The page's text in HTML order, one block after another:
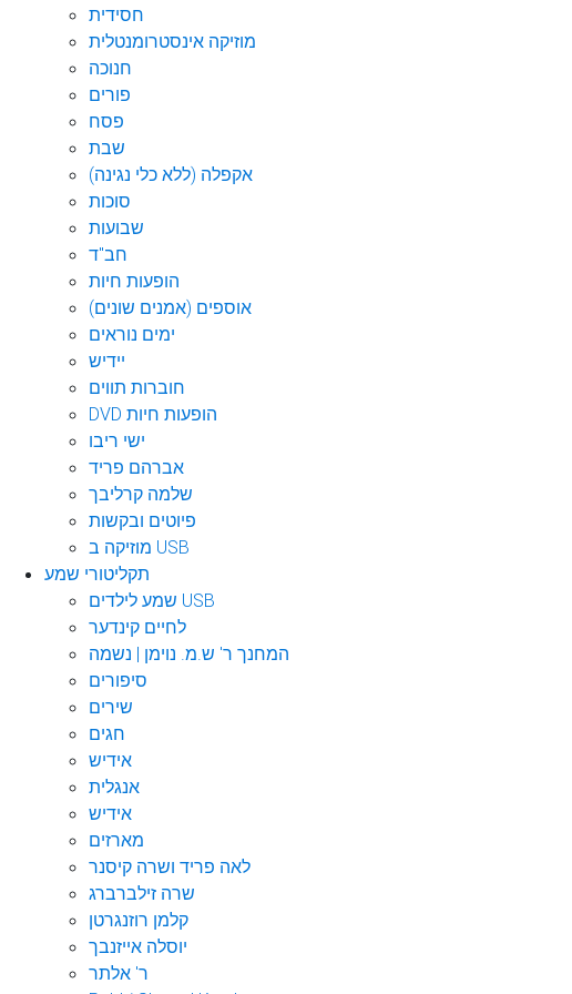
חסידית
מוזיקה אינסטרומנטלית
חנוכה
פורים
פסח
שבת
אקפלה (ללא כלי נגינה)
סוכות
שבועות
חב"ד
הופעות חיות
אוספים (אמנים שונים)
ימים נוראים
יידיש
חוברות תווים
DVD הופעות חיות
ישי ריבו
אברהם פריד
שלמה קרליבך
פיוטים ובקשות
מוזיקה ב USB
תקליטורי שמע
שמע לילדים USB
לחיים קינדער
המחנך ר' ש.מ. נוימן | נשמה
סיפורים
שירים
חגים
אידיש
אנגלית
אידיש
מארזים
לאה פריד ושרה קיסנר
שרה זילברברג
קלמן רוזנגרטן
יוסלה אייזנבך
ר' אלתר